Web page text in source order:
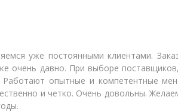
уже постоянными клиентами.
очень давно. При выборе
Работают опытные и компетентные
и четко. Очень довольны.